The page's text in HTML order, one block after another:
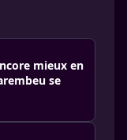
mieux en
se